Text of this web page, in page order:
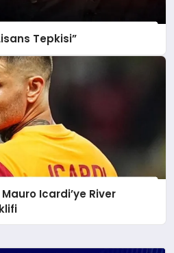
Tepkisi”
Mauro Icardi’ye River